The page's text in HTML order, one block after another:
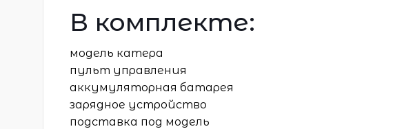
В комплекте:
модель катера
пульт управления
аккумуляторная батарея
зарядное устройство
подставка под модель